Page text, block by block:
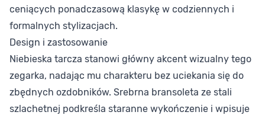
ceniących ponadczasową klasykę w codziennych i
formalnych stylizacjach.
Design i zastosowanie
Niebieska tarcza stanowi główny akcent wizualny tego
zegarka, nadając mu charakteru bez uciekania się do
zbędnych ozdobników. Srebrna bransoleta ze stali
szlachetnej podkreśla staranne wykończenie i wpisuje